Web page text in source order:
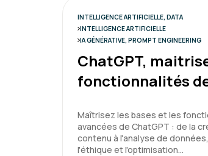
INTELLIGENCE ARTIFICIELLE, DATA
INTELLIGENCE ARTIFICIELLE
IA GÉNÉRATIVE, PROMPT ENGINEERING
ChatGPT,
fonctionnalités
Maîtrisez les bases et les
avancées de ChatGPT : de la
contenu à l'analyse de
l'éthique et l'optimisation…